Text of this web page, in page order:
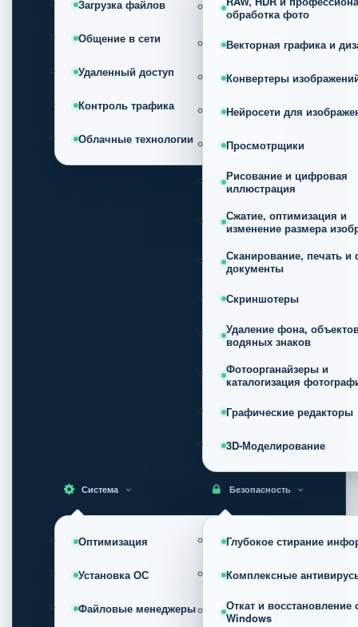
Загрузка файлов
Общение в сети
Удаленный доступ
Контроль трафика
Облачные технологии
обработка фото
Векторная графика и
Конвертеры
Нейросети для
Просмотрщики
Рисование и цифровая
иллюстрация
Сжатие, оптимизация и
изменение размера
Сканирование, печать и
документы
Скриншотеры
Удаление фона,
водяных знаков
Фотоорганайзеры и
каталогизация
Графические редакторы
3D-Моделирование
Система
Оптимизация
Установка ОС
Файловые менеджеры
Безопасность
Глубокое стирание
Комплексные
Откат и восстановление
Windows